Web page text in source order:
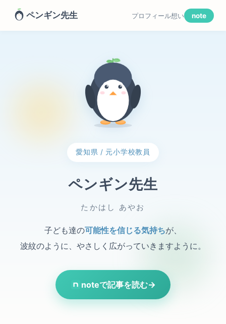
ペンギン先生 プロフィール想い note
愛知県 / 元小学校教員
ペンギン先生
たかはし あやお
子ども達の可能性を信じる気持ちが、
波紋のように、やさしく広がっていきますように。
noteで記事を読む→